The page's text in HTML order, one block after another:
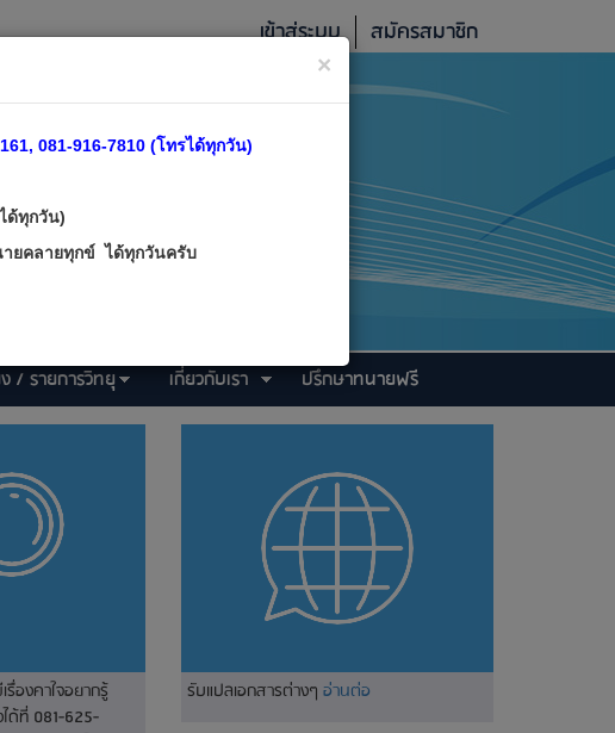
เข้าสู่ระบบ สมัครสมาชิก
/ รายการวิทยุ เกี่ยวกับเรา ปรึกษาทนายฟรี
องคาใจอยากรู้
ด้ที่ 081-625-
รับแปลเอกสารต่างๆ อ่านต่อ
×
081-916-7810 (โทรได้ทุกวัน)
ด้ทุกวัน)
ยคลายทุกข์ ได้ทุกวันครับ